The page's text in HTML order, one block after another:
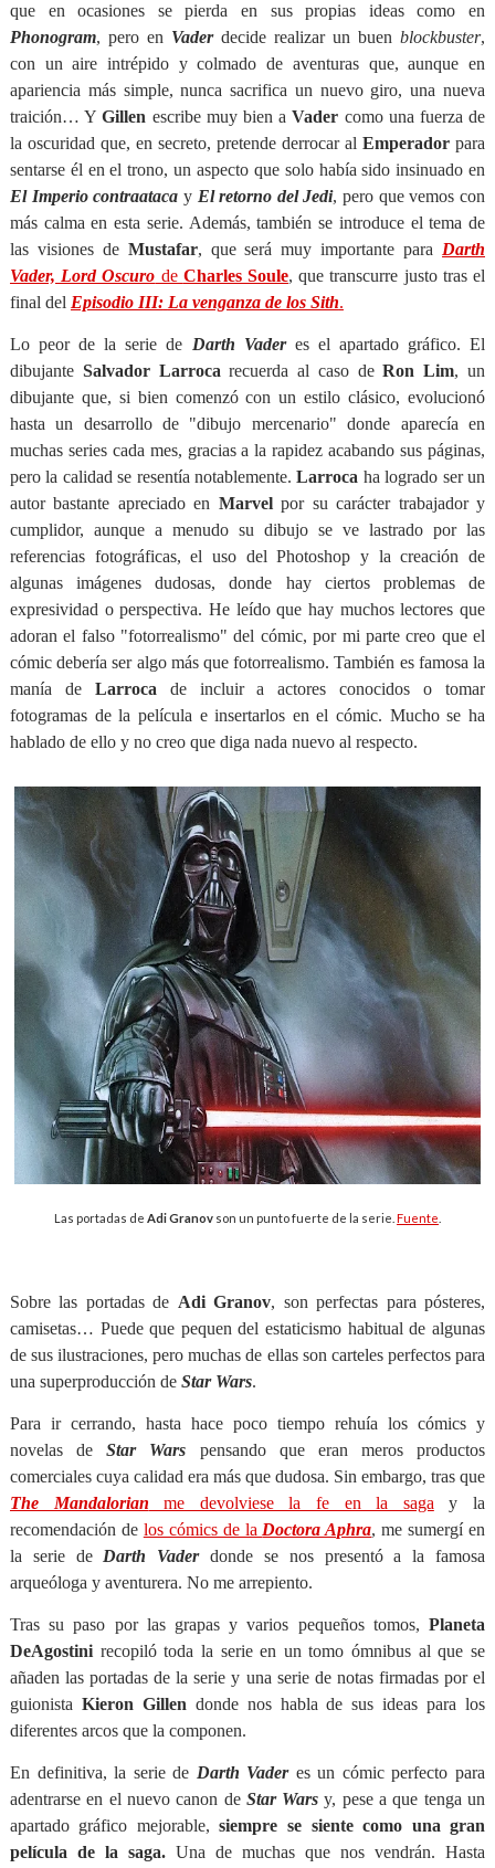
que en ocasiones se pierda en sus propias ideas como en
Phonogram, pero en Vaderdecide realizar un buenblockbuster,
con un aire intrépido y colmado de aventuras que, aunque en
apariencia más simple, nunca sacrifica un nuevo giro, una nueva
traición… YGillen escribe muy bien aVader como una fuerza de
la oscuridad que, en secreto, pretende derrocar alEmperador para
sentarse él en el trono, un aspecto que solo había sido insinuado en
El Imperio contraataca y El retorno del Jedi, pero que vemos con
más calma en esta serie. Además, también se introduce el tema de
las visiones de Mustafar, que será muy importante para Darth
Vader, Lord Oscuro de Charles Soule, que transcurre justo tras el
final del Episodio III: La venganza de los Sith.
Lo peor de la serie de Darth Vader es el apartado gráfico. El
dibujante Salvador Larroca recuerda al caso deRon Lim, un
dibujante que, si bien comenzó con un estilo clásico, evolucionó
hasta un desarrollo de "dibujo mercenario" donde aparecía en
muchas series cada mes, gracias a la rapidez acabando sus páginas,
pero la calidad se resentía notablemente.Larroca ha logrado ser un
autor bastante apreciado en Marvelpor su carácter trabajador y
cumplidor, aunque a menudo su dibujo se ve lastrado por las
referencias fotográficas, el uso del Photoshop y la creación de
algunas imágenes dudosas, donde hay ciertos problemas de
expresividad o perspectiva. He leído que hay muchos lectores que
adoran el falso "fotorrealismo" del cómic, por mi parte creo que el
cómic debería ser algo más que fotorrealismo.También es famosa la
manía de Larroca de incluir a actores conocidos o tomar
fotogramas de la película e insertarlos en el cómic. Mucho se ha
hablado de ello y no creo que diga nada nuevo al respecto.
Las portadas de Adi Granovson un punto fuerte de la serie. Fuente
Sobre las portadas de Adi Granov, son perfectas para pósteres,
camisetas… Puede que pequen del estaticismo habitual de algunas
de sus ilustraciones, pero muchas de ellas son carteles perfectos para
una superproducción de Star Wars.
Para ir cerrando, hasta hace poco tiempo rehuía los cómics y
novelas deStar Wars pensando que eran meros productos
comerciales cuya calidad era más que dudosa. Sin embargo, tras que
The Mandalorian me devolviese la fe en la saga y la
recomendación de los cómics de la Doctora Aphra, me sumergí en
la serie de Darth Vader donde se nos presentó a la famosa
arqueóloga y aventurera. No me arrepiento.
Tras su paso por las grapas y varios pequeños tomos,Planeta
DeAgostini recopiló toda la serie en un tomo ómnibus al que se
añaden las portadas de la serie y una serie de notas firmadas por el
guionista Kieron Gillen donde nos habla de sus ideas para los
diferentes arcos que la componen.
En definitiva, la serie de Darth Vaderes un cómic perfecto para
adentrarse en el nuevo canon de Star Wars y, pese a que tenga un
apartado gráfico mejorable,siempre se siente como una gran
película de la saga.Una de muchas que nos vendrán. Hasta